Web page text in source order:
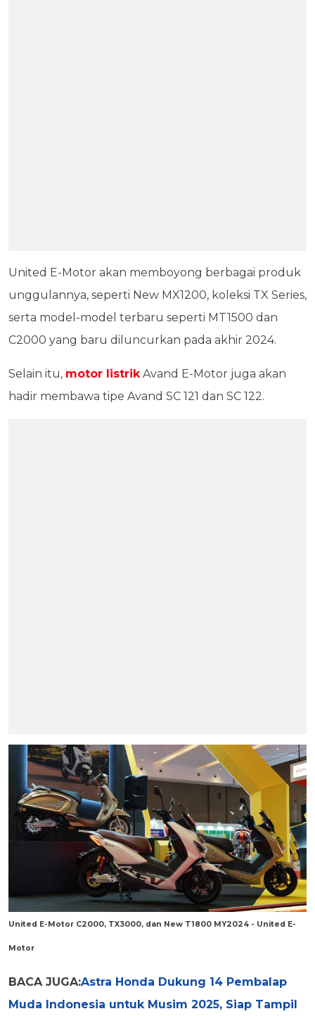
United E-Motor akan memboyong berbagai produk
unggulannya, seperti New MX1200, koleksi TX Series,
serta model-model terbaru seperti MT1500 dan
C2000 yang baru diluncurkan pada akhir 2024.
Selain itu, motor listrik Avand E-Motor juga akan
hadir membawa tipe Avand SC 121 dan SC 122.
United E-Motor C2000, TX3000, dan New T1800 MY2024 - United E-
Motor
BACA JUGA:Astra Honda Dukung 14 Pembalap
Muda Indonesia untuk Musim 2025, Siap Tampil